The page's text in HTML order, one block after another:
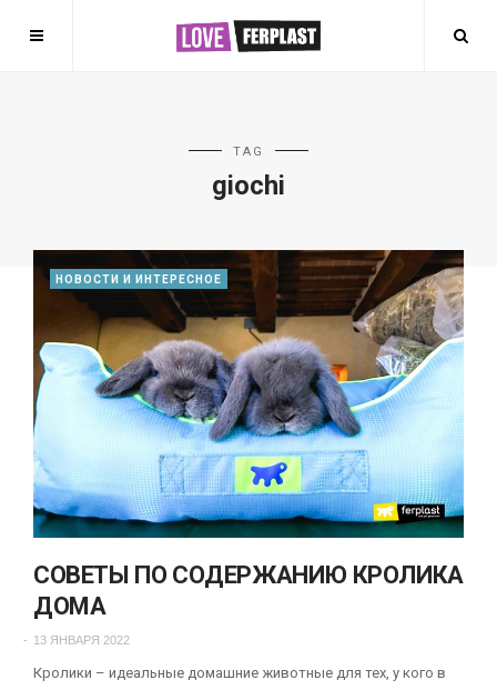
TAG
giochi
НОВОСТИ И ИНТЕРЕСНОЕ
СОВЕТЫ ПО СОДЕРЖАНИЮ КРОЛИКА
ДОМА
13 ЯНВАРЯ 2022
Кролики – идеальные домашние животные для тех, у кого в